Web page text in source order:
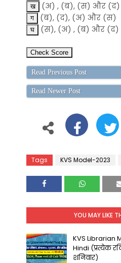
(अ) , (ब), (स) और (द)
(ब), (द), (अ) और (स)
(स), (अ) , (ब) और (द)
Read Previous Post
Read Newer Post
Tags KVS Model-2023
YOU MAY LIKE
KVS Librarian
Hindi (प्रत्येक
शनिवार)